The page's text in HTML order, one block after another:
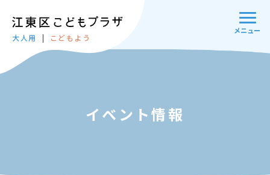
大人用 こどもよう
メニュー
イベント情報